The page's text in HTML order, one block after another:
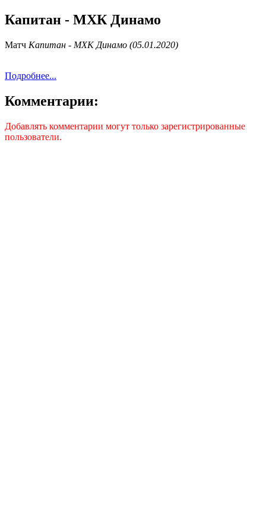
Капитан - МХК Динамо
Матч Капитан - МХК Динамо (05.01.2020)
Подробнее...
Комментарии:
Добавлять комментарии могут только зарегистрированные
пользователи.